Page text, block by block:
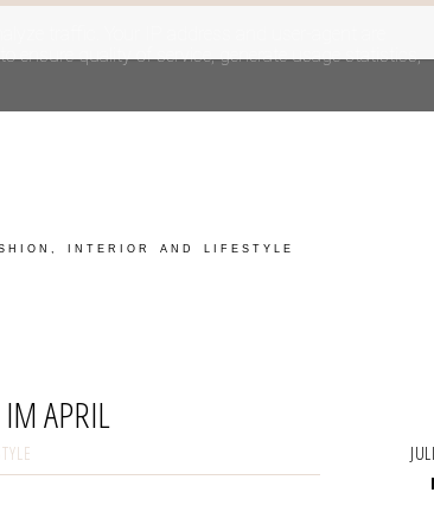
INTERIOR AND LIFESTYLE
APRIL
traffic. Your IP address and user-agent are
ensure quality of service, generate usage statistics,